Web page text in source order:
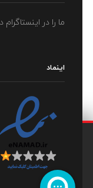
ما را در
اینماد